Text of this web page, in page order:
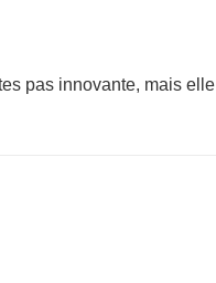
pas innovante, mais elle